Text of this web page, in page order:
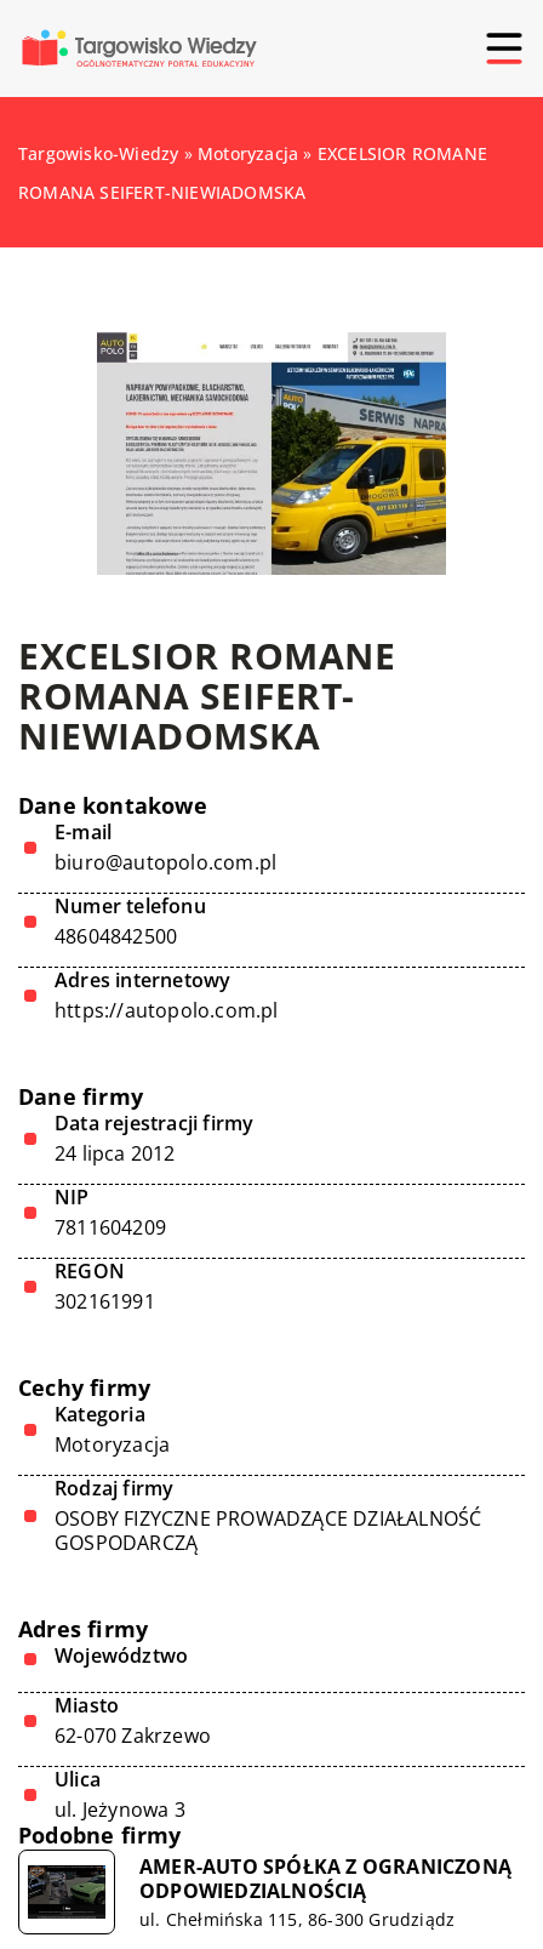
Targowisko-Wiedzy » Motoryzacja » EXCELSIOR ROMANE
ROMANA SEIFERT-NIEWIADOMSKA
EXCELSIOR ROMANE
ROMANA SEIFERT-
NIEWIADOMSKA
Dane kontakowe
E-mail
biuro@autopolo.com.pl
Numer telefonu
48604842500
Adres internetowy
https://autopolo.com.pl
Dane firmy
Data rejestracji firmy
24 lipca 2012
NIP
7811604209
REGON
302161991
Cechy firmy
Kategoria
Motoryzacja
Rodzaj firmy
OSOBY FIZYCZNE PROWADZĄCE DZIAŁALNOŚĆ
GOSPODARCZĄ
Adres firmy
Województwo
Miasto
62-070 Zakrzewo
Ulica
ul. Jeżynowa 3
Podobne firmy
AMER-AUTO SPÓŁKA Z OGRANICZONĄ
ODPOWIEDZIALNOŚCIĄ
ul. Chełmińska 115, 86-300 Grudziądz